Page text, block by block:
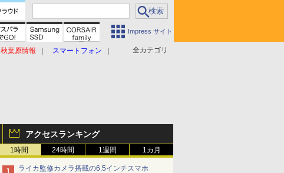
Impress サイト
全カテゴリ
秋葉原情報
スマートフォン
アクセスランキング
1時間 24時間 1週間 1カ月
ライカ監修カメラ搭載の6.5インチスマホ